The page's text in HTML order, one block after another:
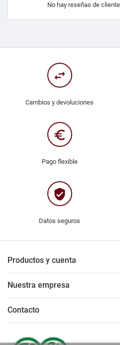
No hay reseñas de
swap_horiz
Cambios y devoluciones
euro_symbol
Pago flexible
verified_user
Datos seguros
Productos y cuenta
Nuestra empresa
Contacto